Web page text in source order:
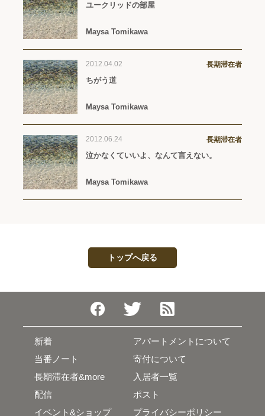
ユークリッドの部屋
Maysa Tomikawa
2012.04.02 長期滞在者
ちがう道
Maysa Tomikawa
2012.06.24 長期滞在者
泣かなくていいよ、なんて言えない。
Maysa Tomikawa
トップへ戻る
新着
当番ノート
長期滞在者&more
配信
イベント&ショップ
アパートメントについて
寄付について
入居者一覧
ポスト
プライバシーポリシー